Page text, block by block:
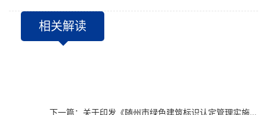
相关解读
下一篇： 关于印发《随州市绿色建筑标识认定管理实施细则（试行）》的通知